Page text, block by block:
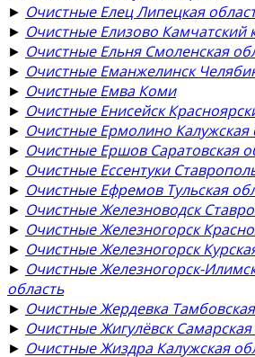
► Очистные Елец Липецкая
► Очистные Елизово Камчатский
► Очистные Ельня Смоленская
► Очистные Еманжелинск
► Очистные Емва Коми
► Очистные Енисейск
► Очистные Ермолино Калужская
► Очистные Ершов Саратовская
► Очистные Ессентуки
► Очистные Ефремов Тульская
► Очистные Железноводск
► Очистные Железногорск
► Очистные Железногорск
► Очистные Железногорск-
область
► Очистные Жердевка
► Очистные Жигулёвск Самарская
► Очистные Жиздра Калужская